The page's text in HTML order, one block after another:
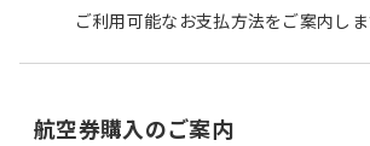
ご利用可能なお支払方法をご案内しま
航空券購入のご案内